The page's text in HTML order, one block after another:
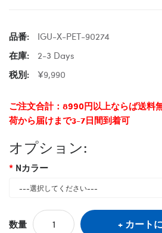
品番:
IGU-X-PET-90274
在庫:
2-3 Days
税別:
¥9,990
ご注文合計：8990円以上ならば送料
荷から届けまで3-7日間到着可
オプション:
Nカラー
数量 カート